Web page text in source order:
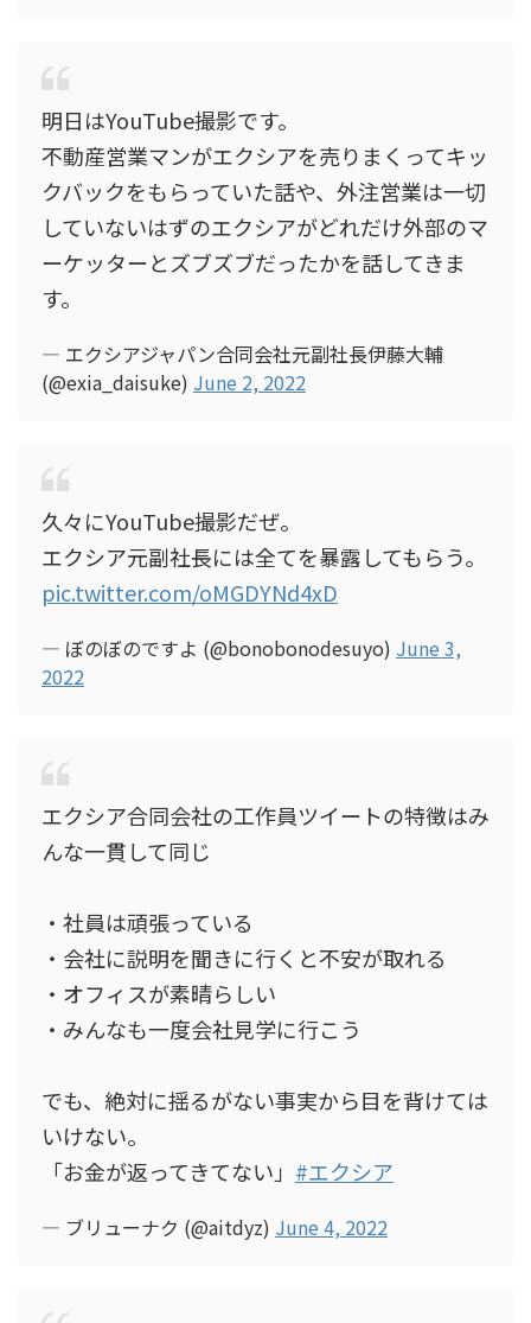
明日はYouTube撮影です。
不動産営業マンがエクシアを売りまくってキッ
クバックをもらっていた話や、外注営業は一切
していないはずのエクシアがどれだけ外部のマ
ーケッターとズブズブだったかを話してきま
す。
— エクシアジャパン合同会社元副社長伊藤大輔
(@exia_daisuke) June 2, 2022
久々にYouTube撮影だぜ。
エクシア元副社長には全てを暴露してもらう。
pic.twitter.com/oMGDYNd4xD
— ぼのぼのですよ (@bonobonodesuyo) June 3,
2022
エクシア合同会社の工作員ツイートの特徴はみ
んな一貫して同じ
・社員は頑張っている
・会社に説明を聞きに行くと不安が取れる
・オフィスが素晴らしい
・みんなも一度会社見学に行こう
でも、絶対に揺るがない事実から目を背けては
いけない。
「お金が返ってきてない」 #エクシア
— ブリューナク (@aitdyz) June 4, 2022